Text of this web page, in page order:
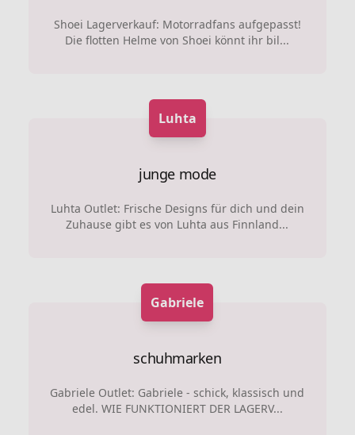
Shoei Lagerverkauf: Motorradfans aufgepasst!
Die flotten Helme von Shoei könnt ihr bil...
Luhta
junge mode
Luhta Outlet: Frische Designs für dich und dein
Zuhause gibt es von Luhta aus Finnland...
Gabriele
schuhmarken
Gabriele Outlet: Gabriele - schick, klassisch und
edel. WIE FUNKTIONIERT DER LAGERV...